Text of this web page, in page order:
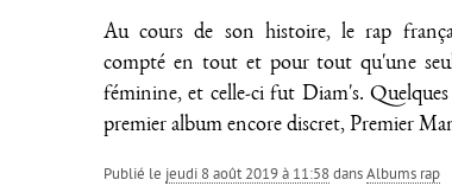
Au cours de son histoire, le rap
compté en tout et pour tout qu'une
féminine, et celle-ci fut Diam's. Quelques
premier album encore discret, Premier
Publié le jeudi 8 août 2019 à 11:58dansAlbums rap